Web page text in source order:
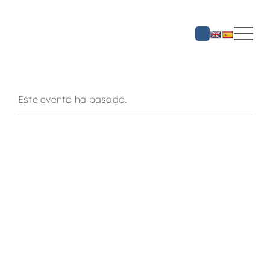
Este evento ha pasado.